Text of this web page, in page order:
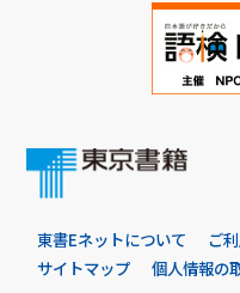
東書Eネットについて ご
サイトマップ
個人情報の